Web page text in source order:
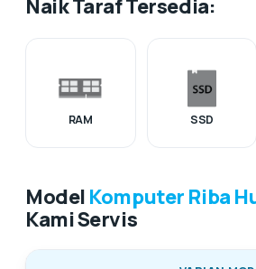
Naik Taraf Tersedia:
RAM SSD
Model Komputer Riba
Kami Servis